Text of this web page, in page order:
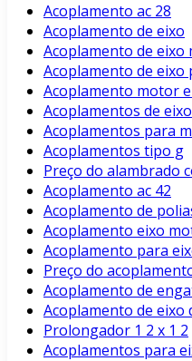
Acoplamento ac 28
Acoplamento de eixo
Acoplamento de eixo
Acoplamento de eixo
Acoplamento motor
Acoplamentos de
Acoplamentos para
Acoplamentos tipo g
Preço do alambrado
Acoplamento ac 42
Acoplamento de
Acoplamento eixo
Acoplamento para
Preço do
Acoplamento de
Acoplamento de eixo
Prolongador 1 2 x 1 2
Acoplamentos para